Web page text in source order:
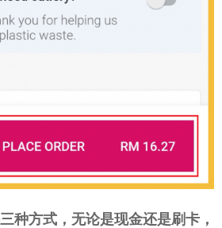
种方式，无论是现金还是刷卡，